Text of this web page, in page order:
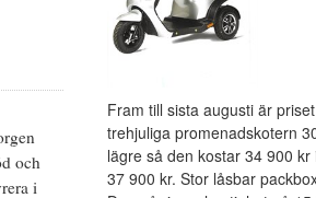
och
i
Fram till sista augusti är
trehjuliga promenadskotern
lägre så den kostar 34 900 kr
37 900 kr. Stor låsbar